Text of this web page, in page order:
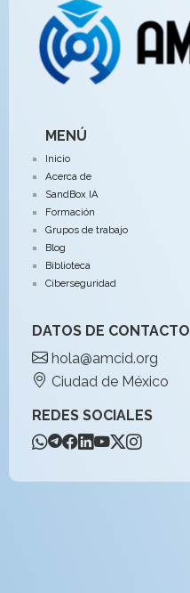
MENÚ
Inicio
Acerca de
SandBox IA
Formación
Grupos de trabajo
Blog
Biblioteca
Ciberseguridad
DATOS DE CONTACTO
hola@amcid.org
Ciudad de México
REDES SOCIALES